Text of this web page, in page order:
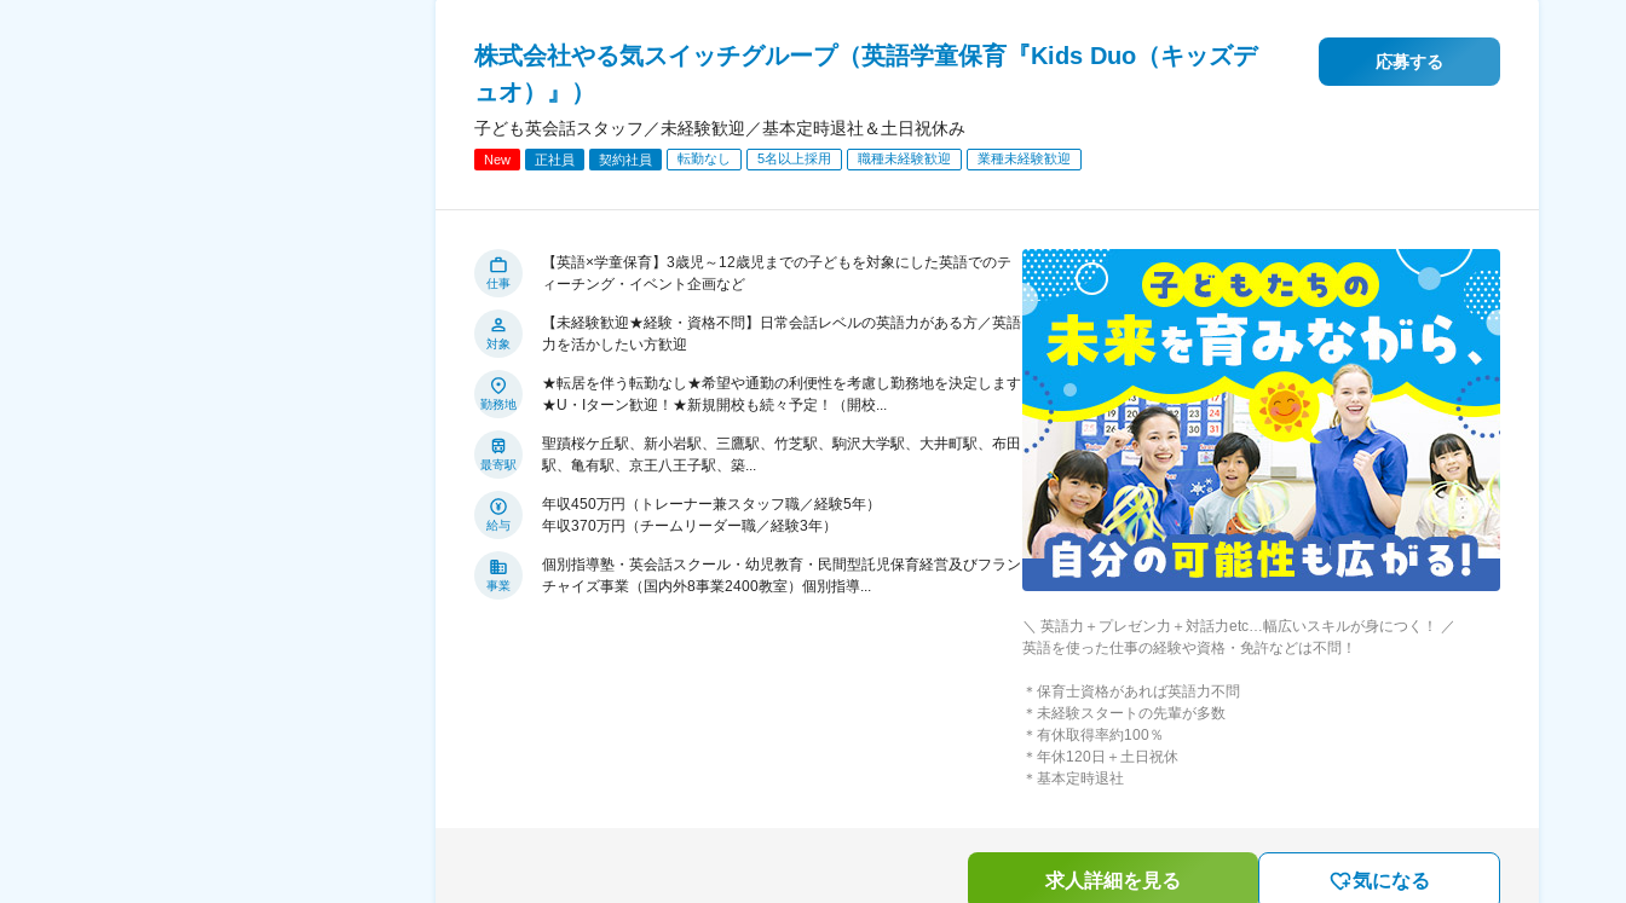
株式会社やる気スイッチグループ（英語学童保育『Kids Duo（キッズデ
ュオ）』）
子ども英会話スタッフ／未経験歓迎／基本定時退社＆土日祝休み
New 正社員 契約社員 転勤なし 5名以上採用 職種未経験歓迎 業種未経験歓迎
応募する
仕事
【英語×学童保育】3歳児～12歳児までの子どもを対象にした英語でのテ
ィーチング・イベント企画など
対象
【未経験歓迎★経験・資格不問】日常会話レベルの英語力がある方／英語
力を活かしたい方歓迎
勤務地
★転居を伴う転勤なし★希望や通勤の利便性を考慮し勤務地を決定します
★U・Iターン歓迎！★新規開校も続々予定！（開校...
最寄駅
聖蹟桜ケ丘駅、新小岩駅、三鷹駅、竹芝駅、駒沢大学駅、大井町駅、布田
駅、亀有駅、京王八王子駅、築...
給与
年収450万円（トレーナー兼スタッフ職／経験5年）
年収370万円（チームリーダー職／経験3年）
事業
個別指導塾・英会話スクール・幼児教育・民間型託児保育経営及びフラン
チャイズ事業（国内外8事業2400教室）個別指導...
＼ 英語力＋プレゼン力＋対話力etc…幅広いスキルが身につく！ ／
英語を使った仕事の経験や資格・免許などは不問！
＊保育士資格があれば英語力不問
＊未経験スタートの先輩が多数
＊有休取得率約100％
＊年休120日＋土日祝休
＊基本定時退社
求人詳細を見る 気になる